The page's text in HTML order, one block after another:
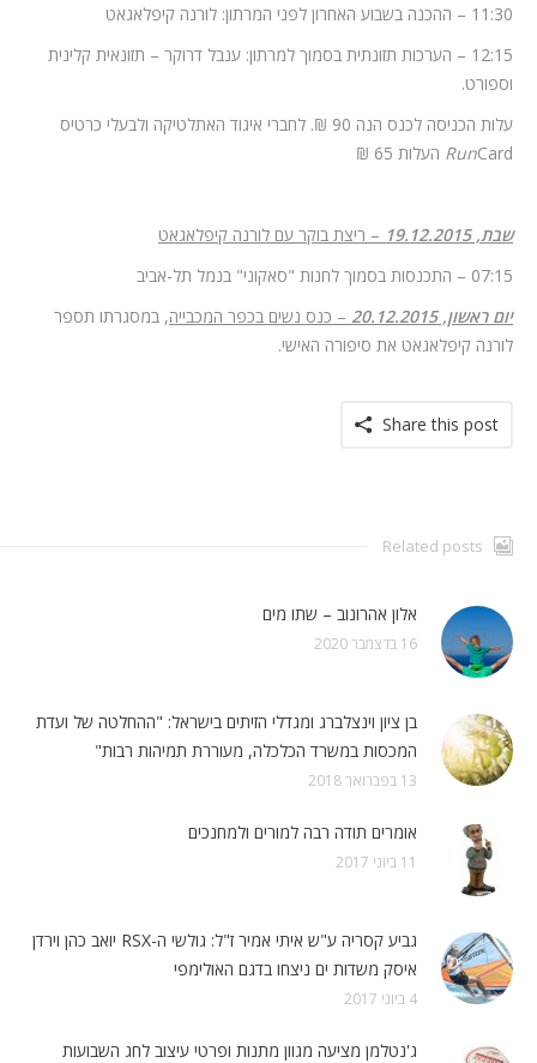
11:30 – ההכנה בשבוע האחרון לפני המרתון: לורנה קיפלאגאט
12:15 – הערכות תזונתית בסמוך למרתון: ענבל דרוקר – תזונאית קלינית
וספורט.
עלות הכניסה לכנס הנה 90 ₪. לחברי איגוד האתלטיקה ולבעלי כרטיס
RunCard העלות 65 ₪
שבת, 19.12.2015
– ריצת בוקר עם לורנה קיפלאגאט
07:15 – התכנסות בסמוך לחנות "סאקוני" בנמל תל-אביב
יום ראשון, 20.12.2015
– כנס נשים בכפר המכבייה, במסגרתו תספר
לורנה קיפלאגאט את סיפורה האישי.
Share this post
Related posts
אלון אהרונוב – שתו מים
16 בדצמבר 2020
בן ציון וינצלברג ומגדלי הזיתים בישראל: "ההחלטה של ועדת
המכסות במשרד הכלכלה, מעוררת תמיהות רבות"
13 בפברואר 2018
אומרים תודה רבה למורים ולמחנכים
11 ביוני 2017
גביע קסריה ע"ש איתי אמיר ז"ל: גולשי ה-RSX יואב כהן וירדן
איסק משדות ים ניצחו בדגם האולימפי
4 ביוני 2017
ג'נטלמן מציעה מגוון מתנות ופרטי עיצוב לחג השבועות